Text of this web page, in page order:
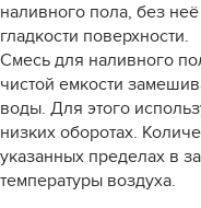
наливного пола, без
гладкости поверхности.
Смесь для наливного
чистой емкости
воды. Для этого
низких оборотах.
указанных пределах в
температуры воздуха.